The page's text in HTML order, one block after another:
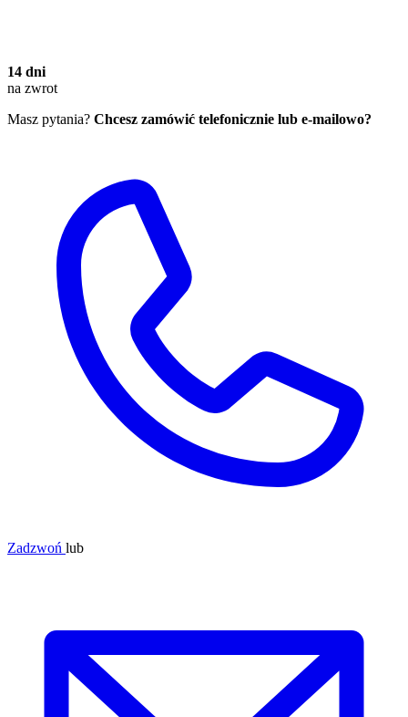
14 dni
na zwrot
Masz pytania? Chcesz zamówić telefonicznie lub e-mailowo?
Zadzwoń lub